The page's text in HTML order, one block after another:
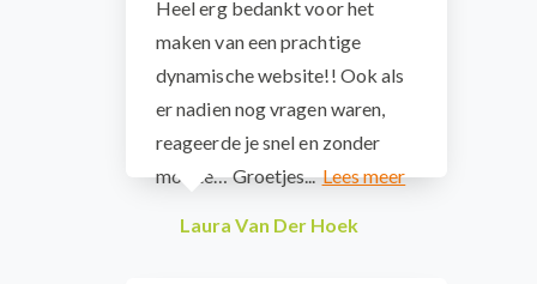
Heel erg bedankt voor het
maken van een prachtige
dynamische website!! Ook als
er nadien nog vragen waren,
reageerde je snel en zonder
moeite… Groetjes...
Laura Van Der Hoek